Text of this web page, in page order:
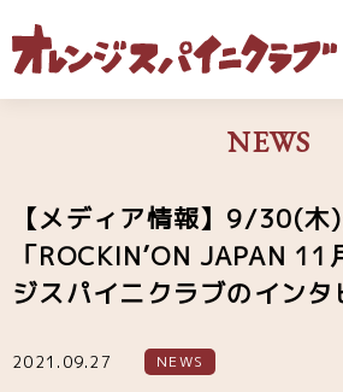
NEWS
【メディア情報】9/30(木
「ROCKIN’ON JAPAN 11
ジスパイニクラブのインタ
2021.09.27 NEWS